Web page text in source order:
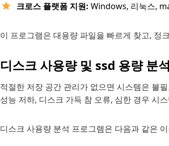
크로스 플랫폼 지원: Windows, 리눅스,
이 프로그램은 대용량 파일을 빠르게 찾고, 정
디스크 사용량 및 ssd 용량 분
적절한 저장 공간 관리가 없으면 시스템은 불
성능 저하, 디스크 가득 참 오류, 심한 경우 시
디스크 사용량 분석 프로그램은 다음과 같은